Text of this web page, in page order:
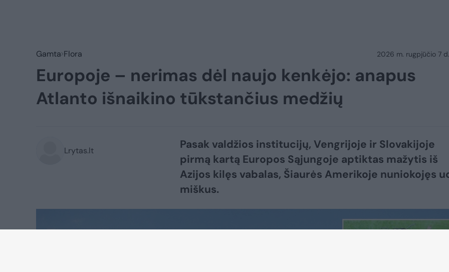
Gamta Flora 2026 m. rugpjūčio 7
Europoje – nerimas dėl naujo kenkėjo: anapus
Atlanto išnaikino tūkstančius medžių
Lrytas.lt
Pasak valdžios institucijų, Vengrijoje ir Slovakijoje
pirmą kartą Europos Sąjungoje aptiktas mažytis iš
Azijos kilęs vabalas, Šiaurės Amerikoje nuniokojęs
miškus.